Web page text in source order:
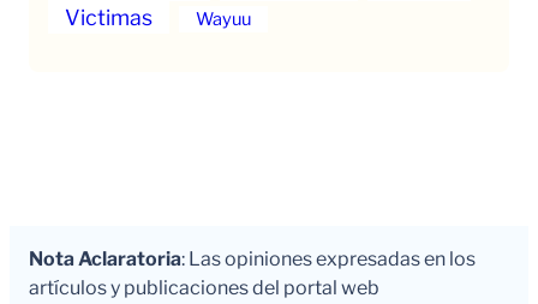
Victimas
Wayuu
Nota Aclaratoria: Las opiniones expresadas en los
artículos y publicaciones del portal web